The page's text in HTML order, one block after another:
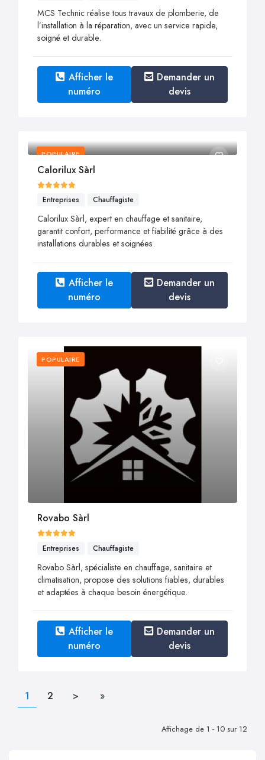
MCS Technic réalise tous travaux de plomberie, de
l’installation à la réparation, avec un service rapide,
soigné et durable.
Afficher le
numéro
Demander un
devis
POPULAIRE
Calorilux Sàrl
Entreprises Chauffagiste
Calorilux Sàrl, expert en chauffage et sanitaire,
garantit confort, performance et fiabilité grâce à des
installations durables et soignées.
Afficher le
numéro
Demander un
devis
POPULAIRE
Rovabo Sàrl
Entreprises Chauffagiste
Rovabo Sàrl, spécialiste en chauffage, sanitaire et
climatisation, propose des solutions fiables, durables
et adaptées à chaque besoin énergétique.
Afficher le
numéro
Demander un
devis
1 2 > »
Affichage de 1 - 10 sur 12